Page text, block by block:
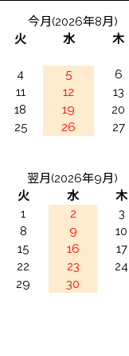
今月(2026年8月)
火 水 木
4 5 6
11 12 13
18 19 20
25 26 27
翌月(2026年9月)
火 水 木
1
2 3
8 9 10
15 16 17
22 23 24
29 30